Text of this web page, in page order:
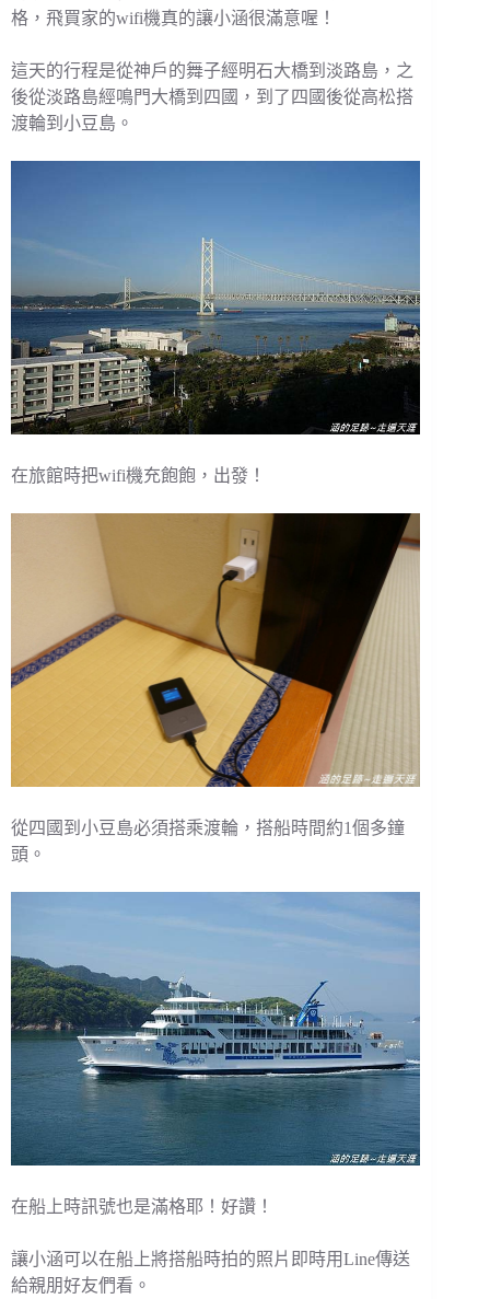
格，飛買家的wifi機真的讓小涵很滿意喔！
這天的行程是從神戶的舞子經明石大橋到淡路島，之
後從淡路島經鳴門大橋到四國，到了四國後從高松搭
渡輪到小豆島。
在旅館時把wifi機充飽飽，出發！
從四國到小豆島必須搭乘渡輪，搭船時間約1個多鐘
頭。
在船上時訊號也是滿格耶！好讚！
讓小涵可以在船上將搭船時拍的照片即時用Line傳送
給親朋好友們看。